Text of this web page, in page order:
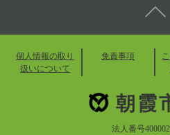
個人情報の取り
扱いについて
免責事項
朝霞
法人番号